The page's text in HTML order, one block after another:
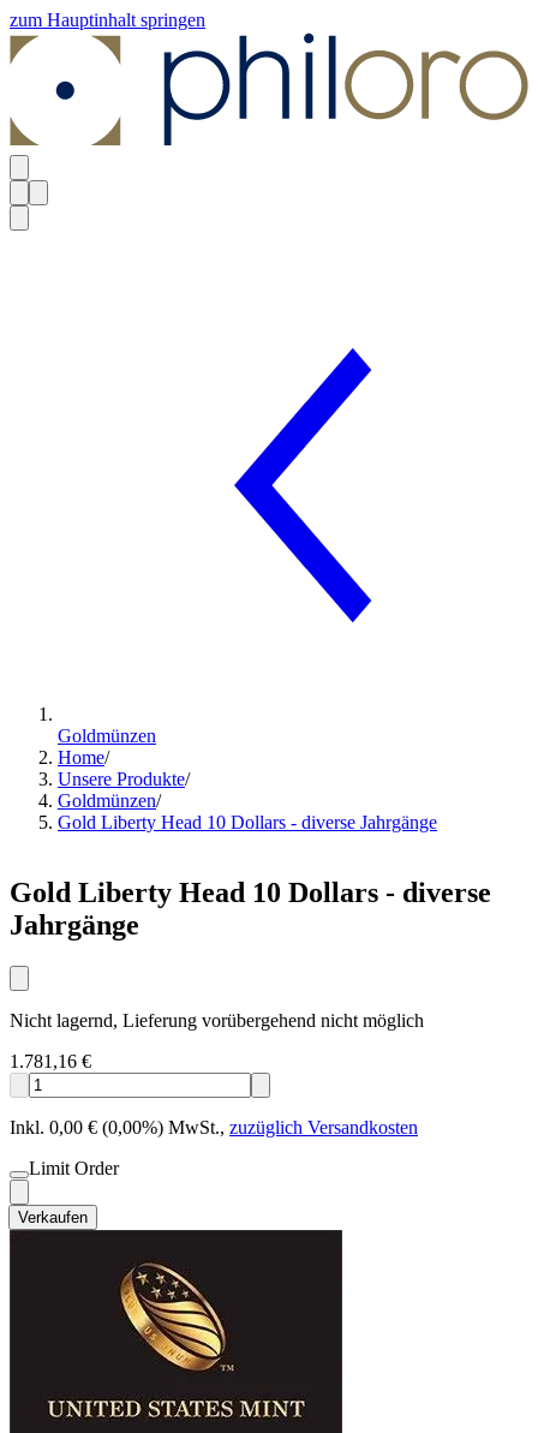
zum Hauptinhalt springen
Goldmünzen
Home/
Unsere Produkte/
Goldmünzen/
Gold Liberty Head 10 Dollars - diverse Jahrgänge
Gold Liberty Head 10 Dollars - diverse
Jahrgänge
Nicht lagernd, Lieferung vorübergehend nicht möglich
1.781,16 €
Inkl. 0,00 € (0,00%) MwSt., zuzüglich Versandkosten
Limit Order
Verkaufen